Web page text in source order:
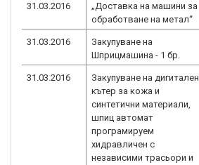
31.03.2016
„Доставка на машини за
обработване на метал“
31.03.2016
Закупуване на
Шприцмашина - 1 бр.
31.03.2016
Закупуване на дигитален
кътер за кожа и
синтетични материали,
шпиц автомат
програмируем
хидравличен с
независими трасьори и